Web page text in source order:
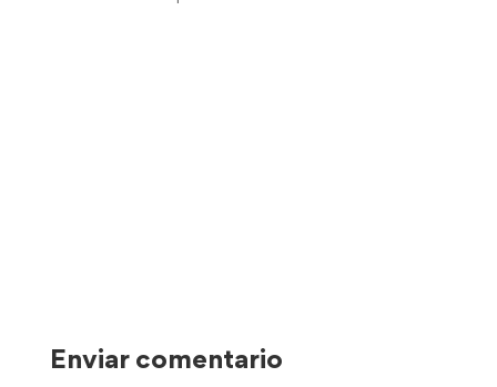
Enviar comentario